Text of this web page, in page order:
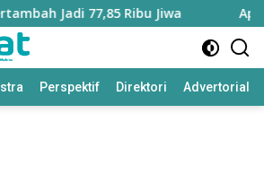
Jadi 77,85 Ribu Jiwa
Perspektif Direktori Advertorial